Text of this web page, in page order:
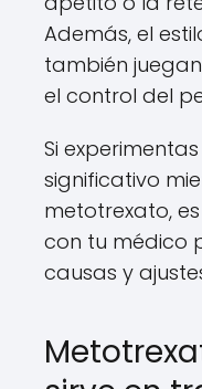
Además, el
también
el control del
Si
significativo
metotrexato,
con tu médico
causas y